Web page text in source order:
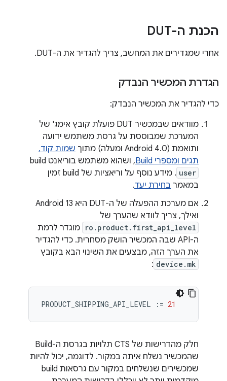
הכנת ה-DUT
אחרי שמגדירים את המחשב, צריך להגדיר את ה-DUT.
הגדרת המכשיר הנבדק
כדי להגדיר את המכשיר הנבדק:
מוודאים שבמכשיר DUT פועלת קובץ אימג' של
המערכת שמבוססת על גרסת משתמש ידועה
ותואמת (Android 4.0 ומעלה) מתוך
שמות קוד,
תגים ומספרי Build
, ושהוא משתמש בוריאנט build
user
. מידע נוסף על וריאציות של build זמין
במאמר בחירת יעד.
אם מערכת ההפעלה של ה-DUT היא Android 13
ואילך, צריך לוודא שהערך של
ro.product.first_api_level מוגדר לרמת
ה-API שבה המכשיר הושק מסחרית. כדי להגדיר
את הערך הזה, מבצעים את השינוי הבא בקובץ
device.mk
:
PRODUCT_SHIPPING_API_LEVEL := 21
חלק מהדרישות של CTS תלויות בגרסת ה-Build
שהמכשיר נשלח איתה במקור. לדוגמה, יכול להיות
שמכשירים שנשלחים במקור עם גרסאות build